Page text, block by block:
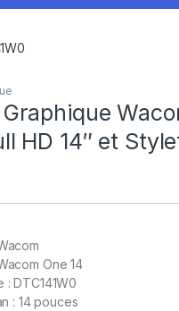
HD 14″ et
One 14
DTC141W0
: 14 pouces